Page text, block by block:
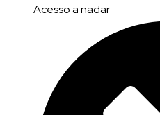
Acesso a nadar